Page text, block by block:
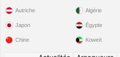
Autriche
Japon
Chine
Algérie
Égypte
Koweït